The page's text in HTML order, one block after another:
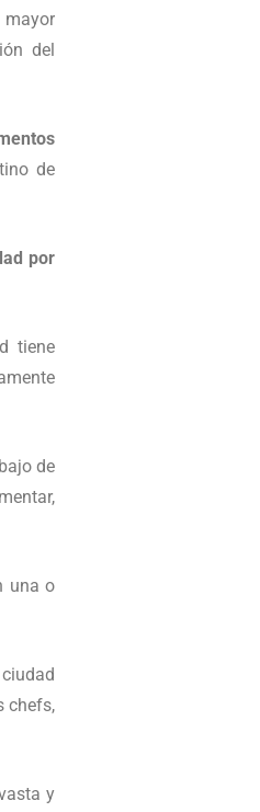
del
de
por
tiene
de
una o
chefs,
y